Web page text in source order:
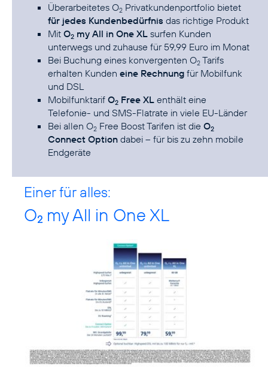
Überarbeitetes O2 Privatkundenportfolio bietet
für jedes Kundenbedürfnis das richtige Produkt
Mit O2 my All in One XL surfen Kunden
unterwegs und zuhause für 59,99 Euro im Monat
Bei Buchung eines konvergenten O2 Tarifs
erhalten Kunden eine Rechnung für Mobilfunk
und DSL
Mobilfunktarif O2 Free XL enthält eine
Telefonie- und SMS-Flatrate in viele EU-Länder
Bei allen O2 Free Boost Tarifen ist die O2
Connect Option dabei – für bis zu zehn mobile
Endgeräte
Einer für alles:
O2 my All in One XL